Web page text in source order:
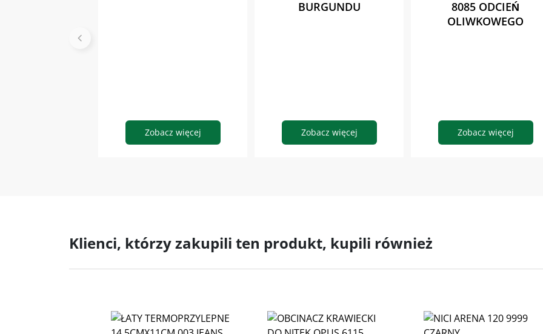
Zobacz więcej
BURGUNDU
Zobacz więcej
8085 ODCIEŃ
OLIWKOWEGO
Zobacz więcej
Klienci, którzy zakupili ten produkt, kupili również